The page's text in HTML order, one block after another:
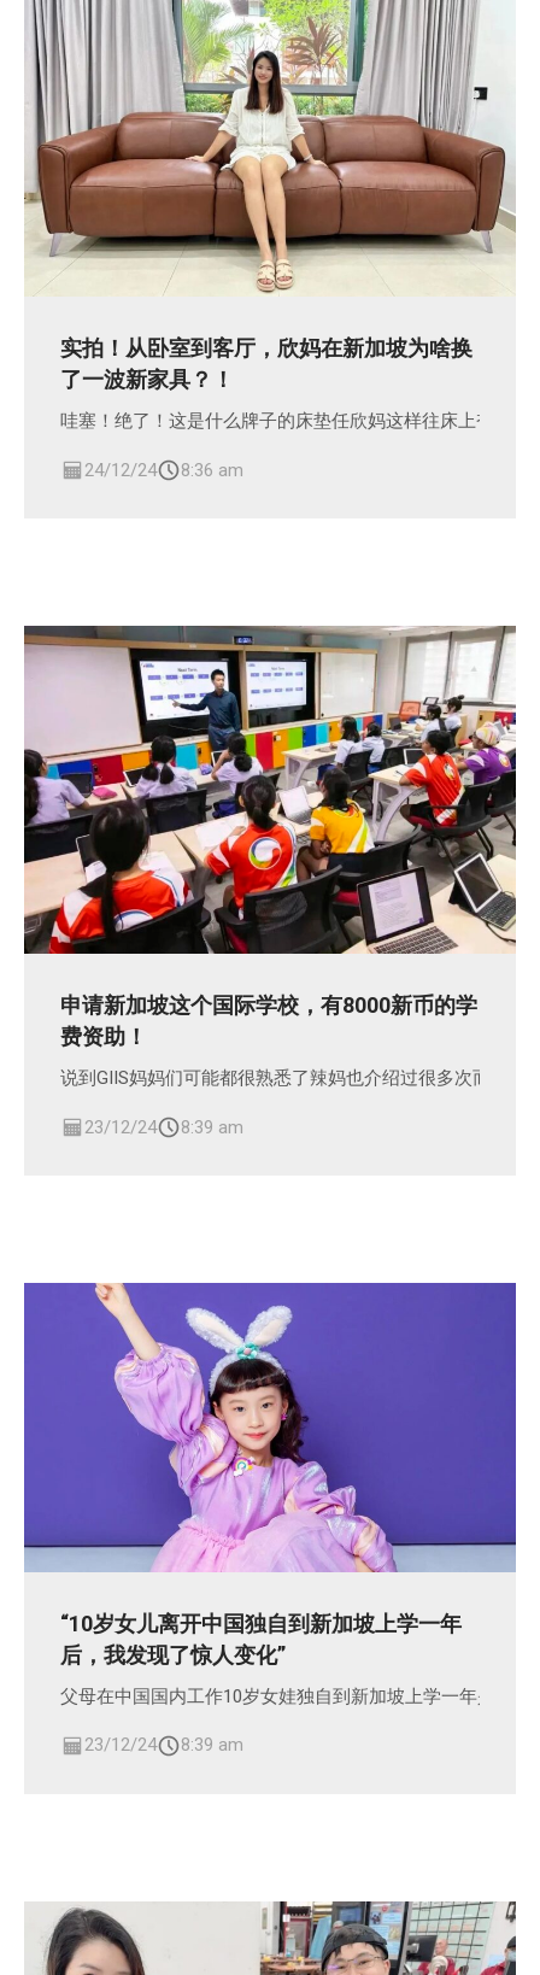
实拍！从卧室到客厅，欣妈在新加坡为啥换
了一波新家具？！
哇塞！绝了！这是什么牌子的床垫任欣妈这样往床上奋力
24/12/24 8:36 am
申请新加坡这个国际学校，有8000新币的学
费资助！
说到GIIS妈妈们可能都很熟悉了辣妈也介绍过很多次而且
23/12/24 8:39 am
“10岁女儿离开中国独自到新加坡上学一年
后，我发现了惊人变化”
父母在中国国内工作10岁女娃独自到新加坡上学一年是什么
23/12/24 8:39 am